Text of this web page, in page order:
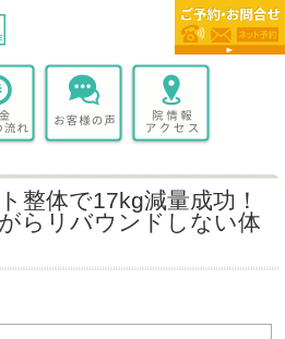
整体で17kg減量成功！
らリバウンドしない体